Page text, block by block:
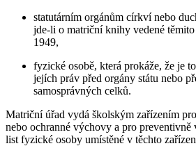
statutárním orgánům církví nebo
jde-li o matriční knihy vedené
1949,
fyzické osobě, která prokáže, že je
jejích práv před orgány státu nebo
samosprávných celků.
Matriční úřad vydá školským zařízením
nebo ochranné výchovy a pro
list fyzické osoby umístěné v těchto